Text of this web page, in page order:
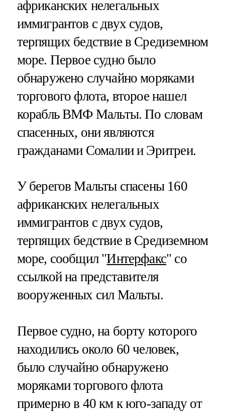
африканских нелегальных
иммигрантов с двух судов,
терпящих бедствие в Средиземном
море. Первое судно было
обнаружено случайно моряками
торгового флота, второе нашел
корабль ВМФ Мальты. По словам
спасенных, они являются
гражданами Сомалии и Эритреи.
У берегов Мальты спасены 160
африканских нелегальных
иммигрантов с двух судов,
терпящих бедствие в Средиземном
море, сообщил "Интерфакс" со
ссылкой на представителя
вооруженных сил Мальты.
Первое судно, на борту которого
находились около 60 человек,
было случайно обнаружено
моряками торгового флота
примерно в 40 км к юго-западу от